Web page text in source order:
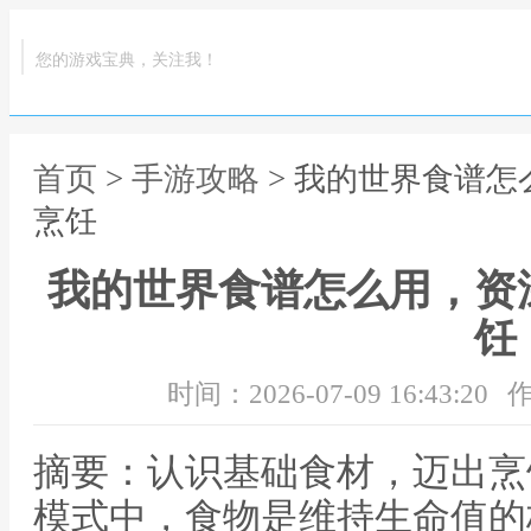
您的游戏宝典，关注我！
首页 > 手游攻略 > 我的世界食谱
烹饪
我的世界食谱怎么用，
饪
时间：2026-07-09 16:43:20
摘要：认识基础食材，迈出
模式中，食物是维持生命值